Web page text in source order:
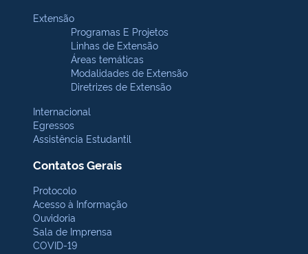
Extensão
Programas E Projetos
Linhas de Extensão
Áreas temáticas
Modalidades de Extensão
Diretrizes de Extensão
Internacional
Egressos
Assistência Estudantil
Contatos Gerais
Protocolo
Acesso à Informação
Ouvidoria
Sala de Imprensa
COVID-19